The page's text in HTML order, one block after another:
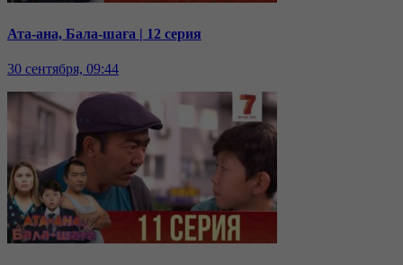
Ата-ана, Бала-шаға | 12 серия
30 сентября, 09:44